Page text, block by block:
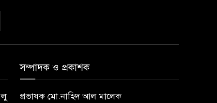
সম্পাদক ও প্রকাশক
প্রভাষক মো.নাহিদ আল মালেক